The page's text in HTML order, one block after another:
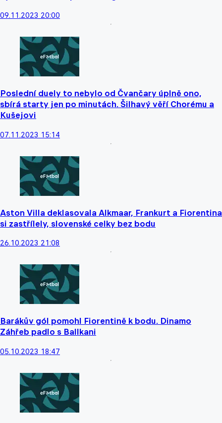
09.11.2023 20:00
Poslední duely to nebylo od Čvančary úplně ono,
sbírá starty jen po minutách. Šilhavý věří Chorému a
Kušejovi
07.11.2023 15:14
Aston Villa deklasovala Alkmaar, Frankurt a Fiorentina
si zastřílely, slovenské celky bez bodu
26.10.2023 21:08
Barákův gól pomohl Fiorentině k bodu. Dinamo
Záhřeb padlo s Ballkani
05.10.2023 18:47